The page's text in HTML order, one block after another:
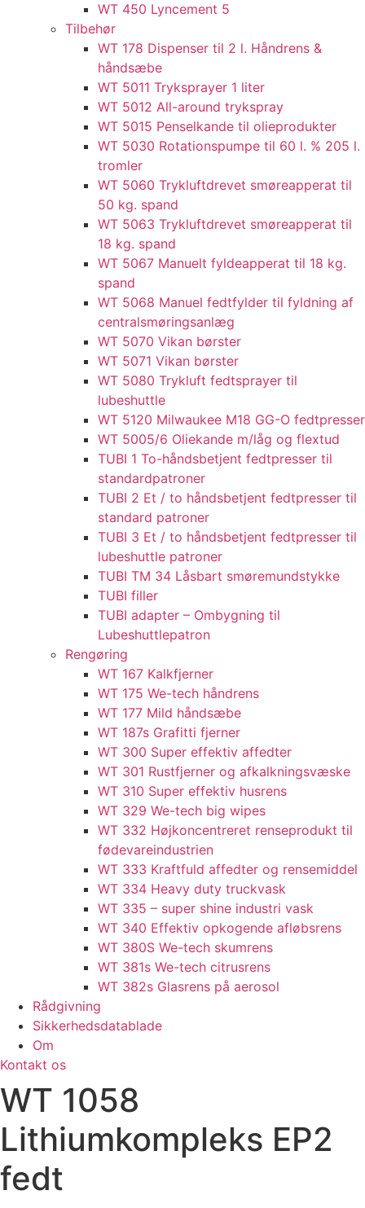
WT 450 Lyncement 5
Tilbehør
WT 178 Dispenser til 2 l. Håndrens &
håndsæbe
WT 5011 Tryksprayer 1 liter
WT 5012 All-around trykspray
WT 5015 Penselkande til olieprodukter
WT 5030 Rotationspumpe til 60 l. % 205 l.
tromler
WT 5060 Trykluftdrevet smøreapperat til
50 kg. spand
WT 5063 Trykluftdrevet smøreapperat til
18 kg. spand
WT 5067 Manuelt fyldeapperat til 18 kg.
spand
WT 5068 Manuel fedtfylder til fyldning af
centralsmøringsanlæg
WT 5070 Vikan børster
WT 5071 Vikan børster
WT 5080 Trykluft fedtsprayer til
lubeshuttle
WT 5120 Milwaukee M18 GG-O fedtpresser
WT 5005/6 Oliekande m/låg og flextud​
TUBI 1 To-håndsbetjent fedtpresser til
standardpatroner
TUBI 2 Et / to håndsbetjent fedtpresser til
standard patroner
TUBI 3 Et / to håndsbetjent fedtpresser til
lubeshuttle patroner
TUBI TM 34 Låsbart smøremundstykke
TUBI filler
TUBI adapter​ – Ombygning til
Lubeshuttlepatron
Rengøring
WT 167 Kalkfjerner
WT 175 We-tech håndrens
WT 177 Mild håndsæbe
WT 187s Grafitti fjerner
WT 300 Super effektiv affedter​
WT 301 Rustfjerner og afkalkningsvæske
WT 310 Super effektiv husrens
WT 329 We-tech big wipes
WT 332 Højkoncentreret renseprodukt til
fødevareindustrien
WT 333 Kraftfuld affedter og rensemiddel
WT 334 Heavy duty truckvask
WT 335 – super shine industri vask
WT 340 Effektiv opkogende afløbsrens
WT 380S We-tech skumrens
WT 381s We-tech citrusrens
WT 382s Glasrens på aerosol​
Rådgivning
Sikkerhedsdatablade
Om
Kontakt os
WT 1058
Lithiumkompleks EP2
fedt